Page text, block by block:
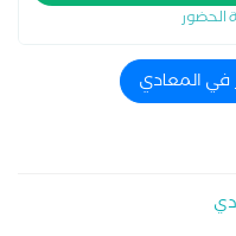
الحضور
في المعادي